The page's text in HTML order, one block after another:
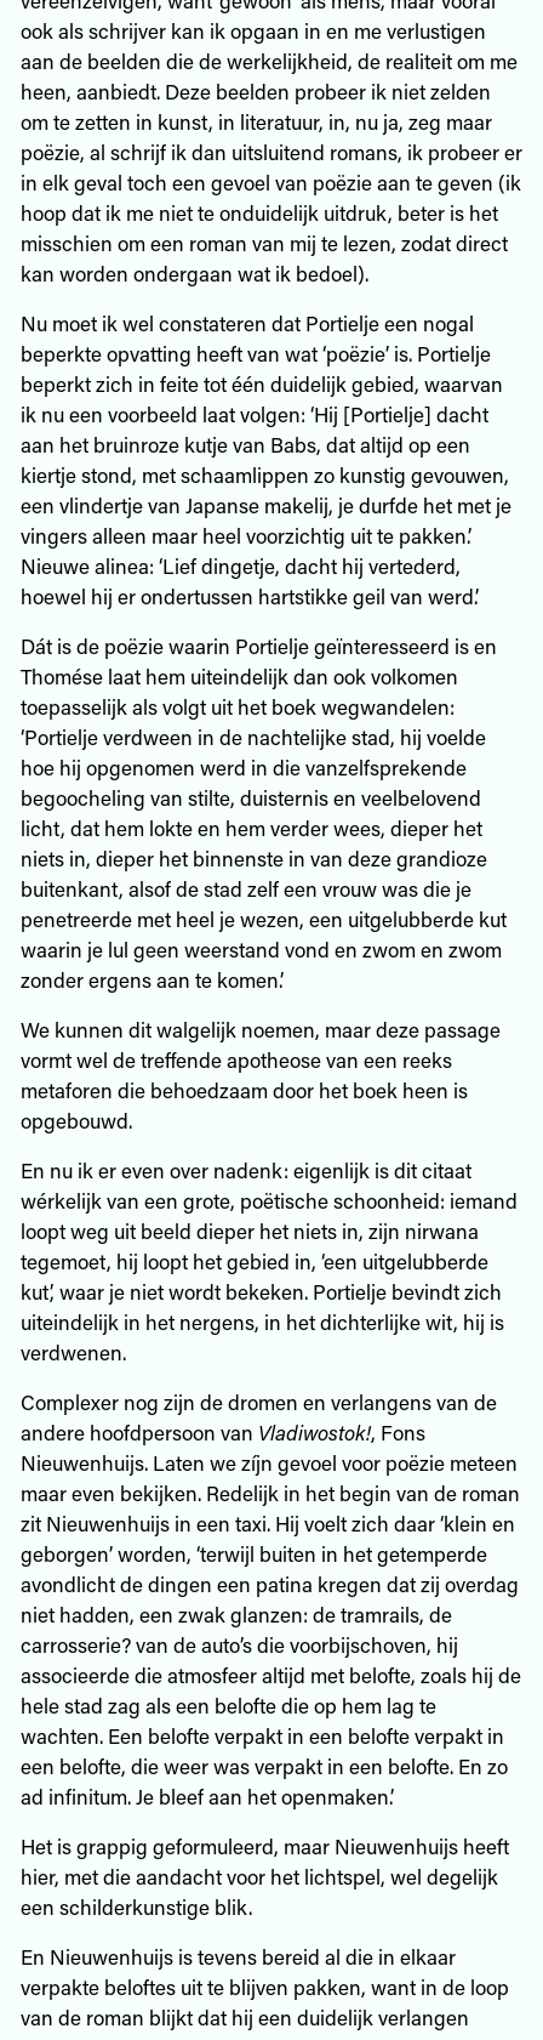
ook als schrijver kan ik opgaan in en me verlustigen
aan de beelden die de werkelijkheid, de realiteit om me
heen, aanbiedt. Deze beelden probeer ik niet zelden
om te zetten in kunst, in literatuur, in, nu ja, zeg maar
poëzie, al schrijf ik dan uitsluitend romans, ik probeer er
in elk geval toch een gevoel van poëzie aan te geven (ik
hoop dat ik me niet te onduidelijk uitdruk, beter is het
misschien om een roman van mij te lezen, zodat direct
kan worden ondergaan wat ik bedoel).
Nu moet ik wel constateren dat Portielje een nogal
beperkte opvatting heeft van wat ‘poëzie’ is. Portielje
beperkt zich in feite tot één duidelijk gebied, waarvan
ik nu een voorbeeld laat volgen: ‘Hij [Portielje] dacht
aan het bruinroze kutje van Babs, dat altijd op een
kiertje stond, met schaamlippen zo kunstig gevouwen,
een vlindertje van Japanse makelij, je durfde het met je
vingers alleen maar heel voorzichtig uit te pakken.’
Nieuwe alinea: ‘Lief dingetje, dacht hij vertederd,
hoewel hij er ondertussen hartstikke geil van werd.’
Dát is de poëzie waarin Portielje geïnteresseerd is en
Thomése laat hem uiteindelijk dan ook volkomen
toepasselijk als volgt uit het boek wegwandelen:
‘Portielje verdween in de nachtelijke stad, hij voelde
hoe hij opgenomen werd in die vanzelfsprekende
begoocheling van stilte, duisternis en veelbelovend
licht, dat hem lokte en hem verder wees, dieper het
niets in, dieper het binnenste in van deze grandioze
buitenkant, alsof de stad zelf een vrouw was die je
penetreerde met heel je wezen, een uitgelubberde kut
waarin je lul geen weerstand vond en zwom en zwom
zonder ergens aan te komen.’
We kunnen dit walgelijk noemen, maar deze passage
vormt wel de treffende apotheose van een reeks
metaforen die behoedzaam door het boek heen is
opgebouwd.
En nu ik er even over nadenk: eigenlijk is dit citaat
wérkelijk van een grote, poëtische schoonheid: iemand
loopt weg uit beeld dieper het niets in, zijn nirwana
tegemoet, hij loopt het gebied in, ‘een uitgelubberde
kut’, waar je niet wordt bekeken. Portielje bevindt zich
uiteindelijk in het nergens, in het dichterlijke wit, hij is
verdwenen.
Complexer nog zijn de dromen en verlangens van de
andere hoofdpersoon van Vladiwostok!, Fons
Nieuwenhuijs. Laten we zíjn gevoel voor poëzie meteen
maar even bekijken. Redelijk in het begin van de roman
zit Nieuwenhuijs in een taxi. Hij voelt zich daar ‘klein en
geborgen’ worden, ‘terwijl buiten in het getemperde
avondlicht de dingen een patina kregen dat zij overdag
niet hadden, een zwak glanzen: de tramrails, de
carrosserie? van de auto’s die voorbijschoven, hij
associeerde die atmosfeer altijd met belofte, zoals hij de
hele stad zag als een belofte die op hem lag te
wachten. Een belofte verpakt in een belofte verpakt in
een belofte, die weer was verpakt in een belofte. En zo
ad infinitum. Je bleef aan het openmaken.’
Het is grappig geformuleerd, maar Nieuwenhuijs heeft
hier, met die aandacht voor het lichtspel, wel degelijk
een schilderkunstige blik.
En Nieuwenhuijs is tevens bereid al die in elkaar
verpakte beloftes uit te blijven pakken, want in de loop
van de roman blijkt dat hij een duidelijk verlangen